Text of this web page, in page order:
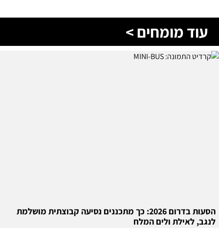
עוד מומחים >
הסעות בדרום 2026: כך מתכננים נסיעה קבוצתית מושלמת
לנגב, לאילת ולים המלח